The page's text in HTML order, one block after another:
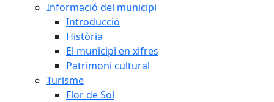
Informació del municipi
Introducció
Història
El municipi en xifres
Patrimoni cultural
Turisme
Flor de Sol